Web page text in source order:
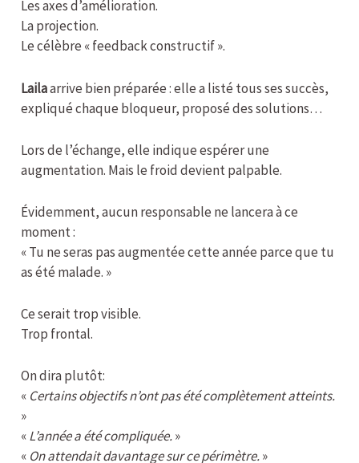
Les axes d’amélioration.
La projection.
Le célèbre « feedback constructif ».
Lailaarrive bien préparée : elle a listé tous ses succès,
expliqué chaque bloqueur, proposé des solutions…
Lors de l’échange, elle indique espérer une
augmentation. Mais le froid devient palpable.
Évidemment, aucun responsable ne lancera à ce
moment :
« Tu ne seras pas augmentée cette année parce que tu
as été malade. »
Ce serait trop visible.
Trop frontal.
On dira plutôt:
« Certains objectifs n’ont pas été complètement atteints.
»
«L’année a été compliquée.»
« On attendait davantage sur ce périmètre.»